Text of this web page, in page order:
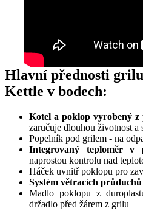
Hlavní přednosti
Kettle v bodech:
Kotel a poklop vyrobený z
zaručuje dlouhou životnost a
Popelník pod grilem - na
Integrovaný teploměr v
naprostou kontrolu nad
Háček uvnitř poklopu pro
Systém větracích průduchů
Madlo poklopu z
držadlo před žárem z grilu